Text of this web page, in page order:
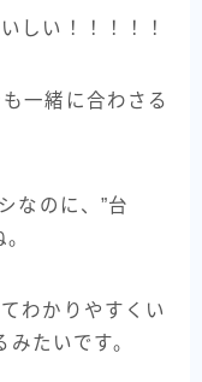
しい！！！！！
一緒に合わさる
なのに、”台
わかりやすくい
みたいです。